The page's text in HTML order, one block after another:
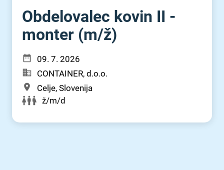
Obdelovalec kovin II -
monter (m⁠/⁠ž)
09. 7. 2026
CONTAINER, d.o.o.
Celje, Slovenija
ž/m/d